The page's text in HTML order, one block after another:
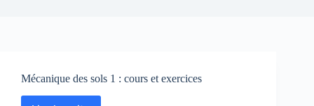
Mécanique des sols 1 : cours et exercices